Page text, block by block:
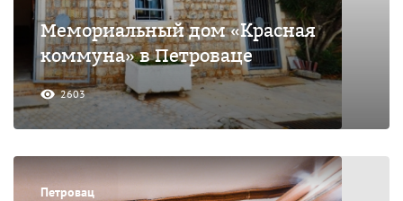
Мемориальный дом «Красная
коммуна» в Петроваце
2603
Петровац